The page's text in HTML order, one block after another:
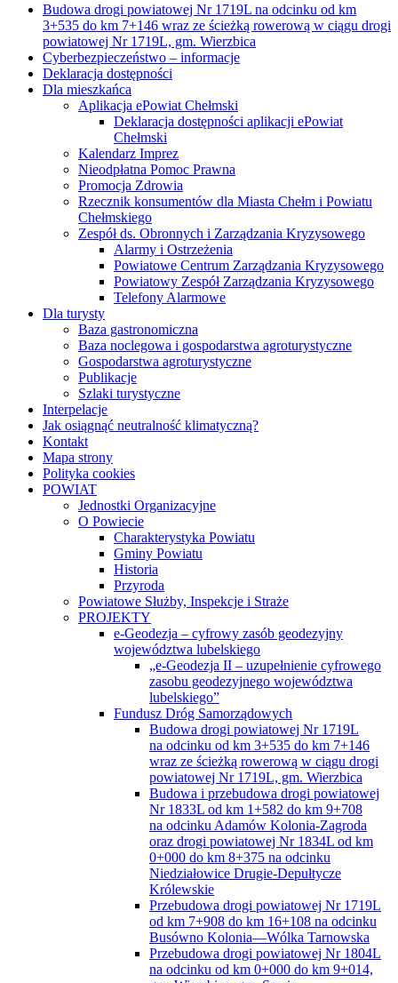
Budowa drogi powiatowej Nr 1719L na odcinku od km
3+535 do km 7+146 wraz ze ścieżką rowerową w ciągu drogi
powiatowej Nr 1719L, gm. Wierzbica
Cyberbezpieczeństwo – informacje
Deklaracja dostępności
Dla mieszkańca
Aplikacja ePowiat Chełmski
Deklaracja dostępności aplikacji ePowiat
Chełmski
Kalendarz Imprez
Nieodpłatna Pomoc Prawna
Promocja Zdrowia
Rzecznik konsumentów dla Miasta Chełm i Powiatu
Chełmskiego
Zespół ds. Obronnych i Zarządzania Kryzysowego
Alarmy i Ostrzeżenia
Powiatowe Centrum Zarządzania Kryzysowego
Powiatowy Zespół Zarządzania Kryzysowego
Telefony Alarmowe
Dla turysty
Baza gastronomiczna
Baza noclegowa i gospodarstwa agroturystyczne
Gospodarstwa agroturystyczne
Publikacje
Szlaki turystyczne
Interpelacje
Jak osiągnąć neutralność klimatyczną?
Kontakt
Mapa strony
Polityka cookies
POWIAT
Jednostki Organizacyjne
O Powiecie
Charakterystyka Powiatu
Gminy Powiatu
Historia
Przyroda
Powiatowe Służby, Inspekcje i Straże
PROJEKTY
e-Geodezja – cyfrowy zasób geodezyjny
województwa lubelskiego
„e-Geodezja II – uzupełnienie cyfrowego
zasobu geodezyjnego województwa
lubelskiego”
Fundusz Dróg Samorządowych
Budowa drogi powiatowej Nr 1719L
na odcinku od km 3+535 do km 7+146
wraz ze ścieżką rowerową w ciągu drogi
powiatowej Nr 1719L, gm. Wierzbica
Budowa i przebudowa drogi powiatowej
Nr 1833L od km 1+582 do km 9+708
na odcinku Adamów Kolonia-Zagroda
oraz drogi powiatowej Nr 1834L od km
0+000 do km 8+375 na odcinku
Niedziałowice Drugie-Depułtycze
Królewskie
Przebudowa drogi powiatowej Nr 1719L
od km 7+908 do km 16+108 na odcinku
Busówno Kolonia—Wólka Tarnowska
Przebudowa drogi powiatowej Nr 1804L
na odcinku od km 0+000 do km 9+014,